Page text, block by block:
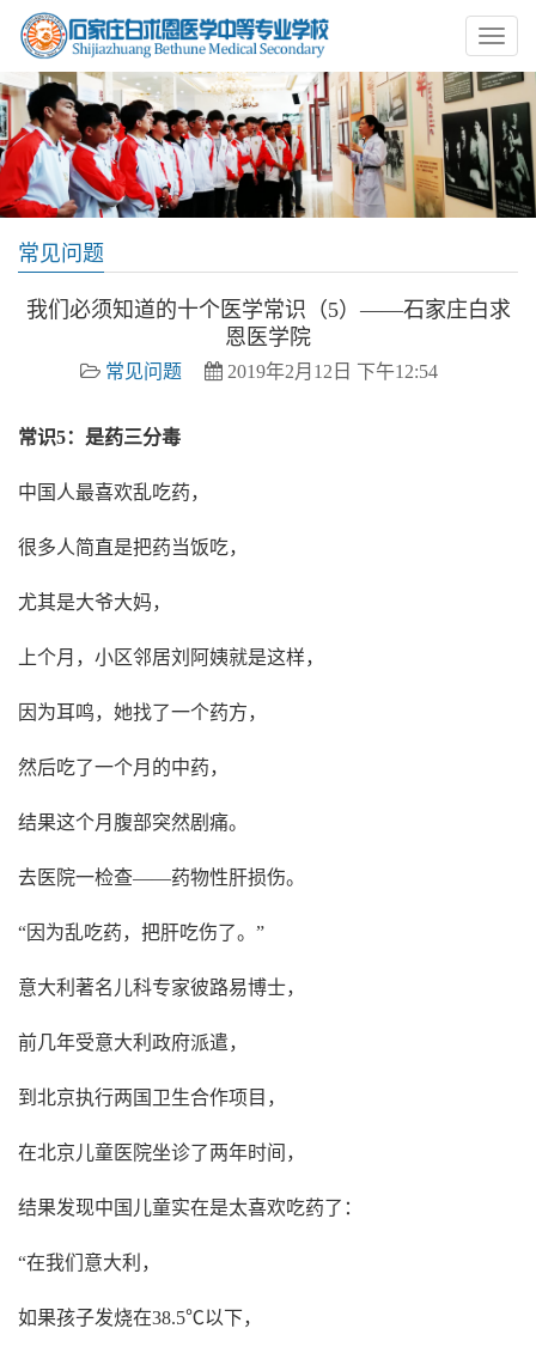
常见问题
我们必须知道的十个医学常识（5）——石家庄白求
恩医学院
常见问题 2019年2月12日 下午12:54
常识5：是药三分毒
中国人最喜欢乱吃药，
很多人简直是把药当饭吃，
尤其是大爷大妈，
上个月，小区邻居刘阿姨就是这样，
因为耳鸣，她找了一个药方，
然后吃了一个月的中药，
结果这个月腹部突然剧痛。
去医院一检查——药物性肝损伤。
“因为乱吃药，把肝吃伤了。”
意大利著名儿科专家彼路易博士，
前几年受意大利政府派遣，
到北京执行两国卫生合作项目，
在北京儿童医院坐诊了两年时间，
结果发现中国儿童实在是太喜欢吃药了：
“在我们意大利，
如果孩子发烧在38.5℃以下，